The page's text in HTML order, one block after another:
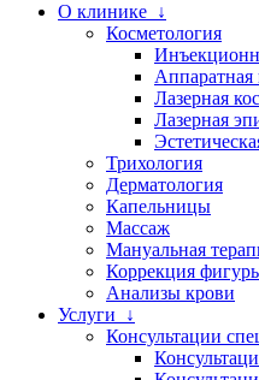
О клинике ↓
Косметология
Аппаратная
Лазерная
Лазерная
Трихология
Дерматология
Капельницы
Массаж
Мануальная
Коррекция
Анализы крови
Услуги ↓
Консультации